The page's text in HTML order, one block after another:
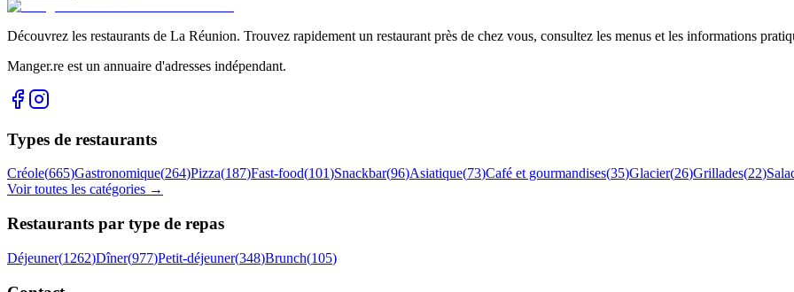
Découvrez les restaurants de La Réunion. Trouvez rapidement un restaurant près de chez vous, consultez les menus et les informations
Manger.re est un annuaire d'adresses indépendant.
Types de restaurants
Créole(665)Gastronomique(264)Pizza(187)Fast-food(101)Snackbar(96)Asiatique(73)Café et gourmandises(35)Glacier(26)Grillades(22)
Voir toutes les catégories →
Restaurants par type de repas
Déjeuner(1262)Dîner(977)Petit-déjeuner(348)Brunch(105)